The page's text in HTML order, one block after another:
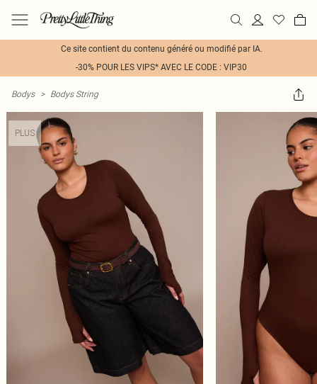
Ce site contient du contenu généré ou modifié par IA.
-30% POUR LES VIPS* AVEC LE CODE : VIP30
Bodys > Bodys String
PLUS